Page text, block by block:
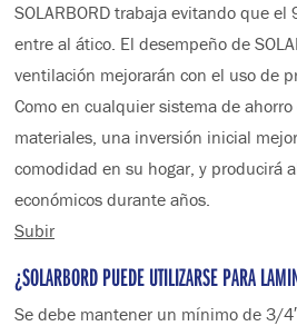
SOLARBORD trabaja evitando que
entre al ático. El desempeño de
ventilación mejorarán con el uso de
Como en cualquier sistema de
materiales, una inversión inicial
comodidad en su hogar, y producirá
económicos durante años.
Subir
¿SOLARBORD PUEDE UTILIZARSE PARA
Se debe mantener un mínimo de 3/